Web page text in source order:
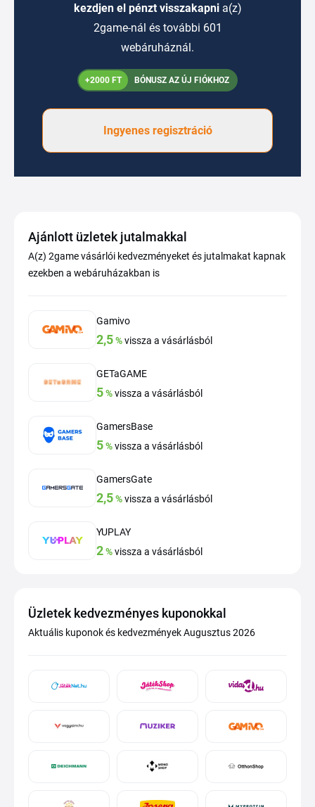
kezdjen el pénzt visszakapni a(z)
2game-nál és további 601
webáruháznál.
+2000 FT BÓNUSZ AZ ÚJ FIÓKHOZ
Ingyenes regisztráció
Ajánlott üzletek jutalmakkal
A(z) 2game vásárlói kedvezményeket és jutalmakat kapnak
ezekben a webáruházakban is
Gamivo
2,5%vissza a vásárlásból
GETaGAME
5%vissza a vásárlásból
GamersBase
5%vissza a vásárlásból
GamersGate
2,5%vissza a vásárlásból
YUPLAY
2%vissza a vásárlásból
Üzletek kedvezményes kuponokkal
Aktuális kuponok és kedvezmények Augusztus 2026